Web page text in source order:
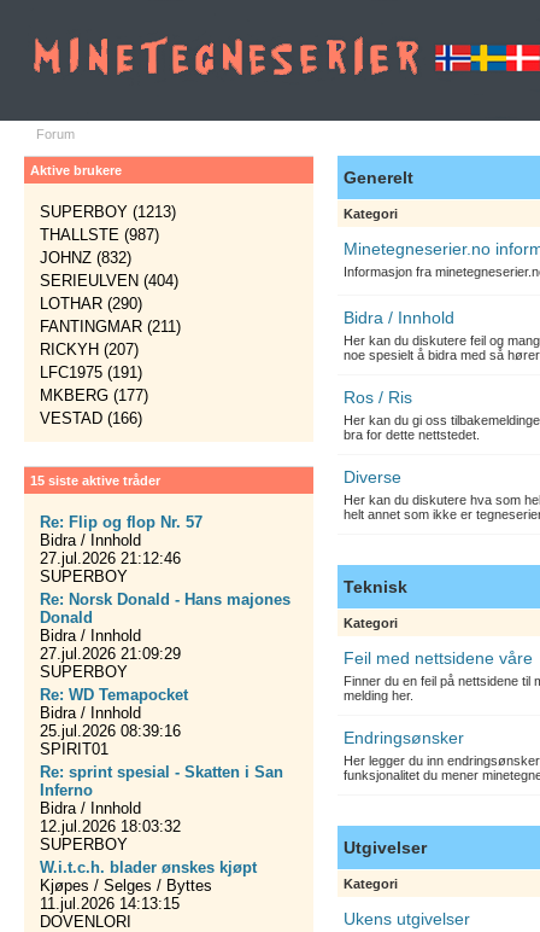
Forum
Aktive brukere
SUPERBOY (1213)
THALLSTE (987)
JOHNZ (832)
SERIEULVEN (404)
LOTHAR (290)
FANTINGMAR (211)
RICKYH (207)
LFC1975 (191)
MKBERG (177)
VESTAD (166)
15 siste aktive tråder
Re: Flip og flop Nr. 57
Bidra / Innhold
27.jul.2026 21:12:46
SUPERBOY
Re: Norsk Donald - Hans majones
Donald
Bidra / Innhold
27.jul.2026 21:09:29
SUPERBOY
Re: WD Temapocket
Bidra / Innhold
25.jul.2026 08:39:16
SPIRIT01
Re: sprint spesial - Skatten i San
Inferno
Bidra / Innhold
12.jul.2026 18:03:32
SUPERBOY
W.i.t.c.h. blader ønskes kjøpt
Kjøpes / Selges / Byttes
11.jul.2026 14:13:15
DOVENLORI
Generelt
Kategori
Minetegneserier.no
Informasjon fra
Bidra / Innhold
Her kan du diskutere feil og
noe spesielt å bidra med så
Ros / Ris
Her kan du gi oss
bra for dette nettstedet.
Diverse
Her kan du diskutere hva som
helt annet som ikke er
Teknisk
Kategori
Feil med nettsidene våre
Finner du en feil på nettsidene til
melding her.
Endringsønsker
Her legger du inn
funksjonalitet du mener
Utgivelser
Kategori
Ukens utgivelser